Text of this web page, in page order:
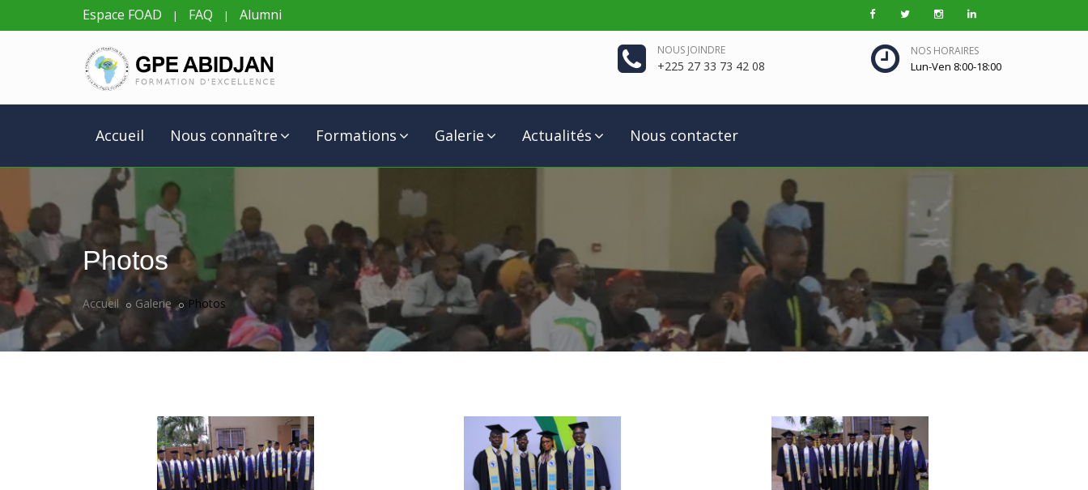
Espace FOAD | FAQ | Alumni
NOUS JOINDRE
+225 27 33 73 42 08
NOS HORAIRES
Lun-Ven 8:00-18:00
Accueil Nous connaître Formations Galerie Actualités Nous contacter
Photos
Accueil Galerie Photos